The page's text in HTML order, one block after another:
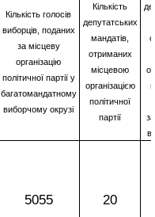
Кількість голосів
виборців, поданих
за місцеву
організацію
політичної партії у
багатомандатному
виборчому окрузі
Кількість
депутатських
мандатів,
отриманих
місцевою
організацією
політичної
партії
5055 20